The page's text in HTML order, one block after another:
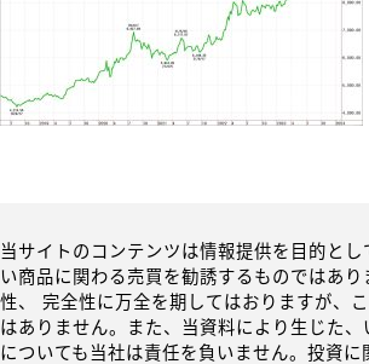
当サイトのコンテンツは情報提供を目的とし
い商品に関わる売買を勧誘するものではあ
性、 完全性に万全を期してはおりますが、
はありません。また、当資料により生じた
についても当社は責任を負いません。投資に